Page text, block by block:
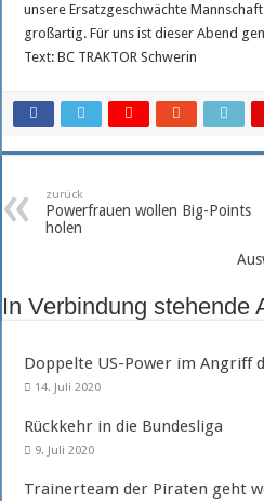
unsere Ersatzgeschwächte
großartig. Für uns ist dieser Abend
Text: BC TRAKTOR Schwerin
zurück
Powerfrauen wollen Big-Points
holen
In Verbindung stehende
Doppelte US-Power im Angriff
14. Juli 2020
Rückkehr in die Bundesliga
9. Juli 2020
Trainerteam der Piraten geht